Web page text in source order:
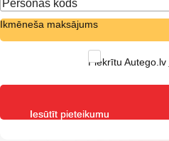
Ikmēneša maksājums
Piekrītu Autego.lv